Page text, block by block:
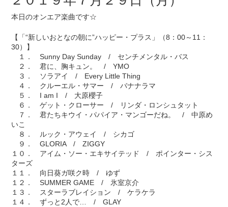
本日のオンエア楽曲です☆
【「“新しいおとなの朝に”ハッピー・プラス」（8：00～11：
30）】
１． Sunny Day Sunday / センチメンタル・バス
２． 君に、胸キュン。 / YMO
３． ソラアイ / Every Little Thing
４． クルーエル・サマー / バナナラマ
５． I am I / 大原櫻子
６． ゲット・クローサー / リンダ・ロンシュタット
７． 君たちキウイ・パパイア・マンゴーだね。 / 中原め
いこ
８． ルック・アウェイ / シカゴ
９． GLORIA / ZIGGY
１０． アイム・ソー・エキサイテッド / ポインター・シス
ターズ
１１． 向日葵ガ咲ク時 / ゆず
１２． SUMMER GAME / 氷室京介
１３． スターラブレイション / ケラケラ
１４． ずっと2人で… / GLAY